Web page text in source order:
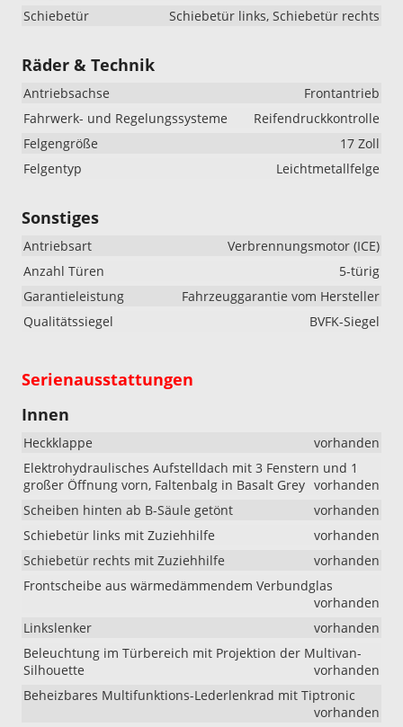
Schiebetür
Schiebetür links, Schiebetür rechts
Räder & Technik
Antriebsachse
Frontantrieb
Fahrwerk- und Regelungssysteme
Reifendruckkontrolle
Felgengröße
17 Zoll
Felgentyp
Leichtmetallfelge
Sonstiges
Antriebsart
Verbrennungsmotor (ICE)
Anzahl Türen
5-türig
Garantieleistung
Fahrzeuggarantie vom Hersteller
Qualitätssiegel
BVFK-Siegel
Serienausstattungen
Innen
Heckklappe
vorhanden
Elektrohydraulisches Aufstelldach mit 3 Fenstern und 1
großer Öffnung vorn, Faltenbalg in Basalt Grey vorhanden
Scheiben hinten ab B-Säule getönt
vorhanden
Schiebetür links mit Zuziehhilfe
vorhanden
Schiebetür rechts mit Zuziehhilfe
vorhanden
Frontscheibe aus wärmedämmendem Verbundglas
vorhanden
Linkslenker
vorhanden
Beleuchtung im Türbereich mit Projektion der Multivan-
Silhouette
vorhanden
Beheizbares Multifunktions-Lederlenkrad mit Tiptronic
vorhanden